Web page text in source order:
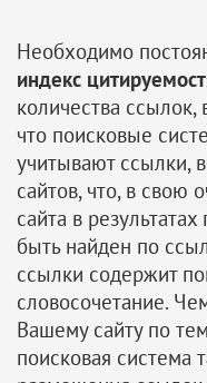
Необходимо
индекс
количества
что поисковые
учитывают ссылки,
сайтов, что, в свою
сайта в
быть найден по
ссылки содержит
словосочетание.
Вашему сайту по
поисковая система